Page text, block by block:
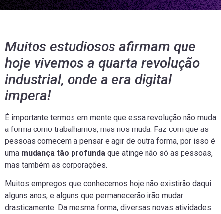
Muitos estudiosos afirmam que
hoje vivemos a quarta revolução
industrial, onde a era digital
impera!
É importante termos em mente que essa revolução não muda
a forma como trabalhamos, mas nos muda. Faz com que as
pessoas comecem a pensar e agir de outra forma, por isso é
uma mudança tão profunda que atinge não só as pessoas,
mas também as corporações.
Muitos empregos que conhecemos hoje não existirão daqui
alguns anos, e alguns que permanecerão irão mudar
drasticamente. Da mesma forma, diversas novas atividades